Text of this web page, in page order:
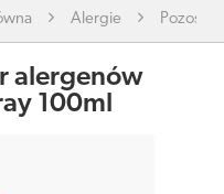
Alergie Pozostałe
alergenów
100ml